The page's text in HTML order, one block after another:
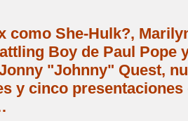
como She-Hulk?,
Boy de Paul Pope
"Johnny" Quest,
y cinco